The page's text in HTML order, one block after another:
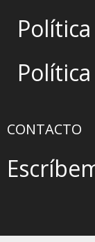
CONTACTO